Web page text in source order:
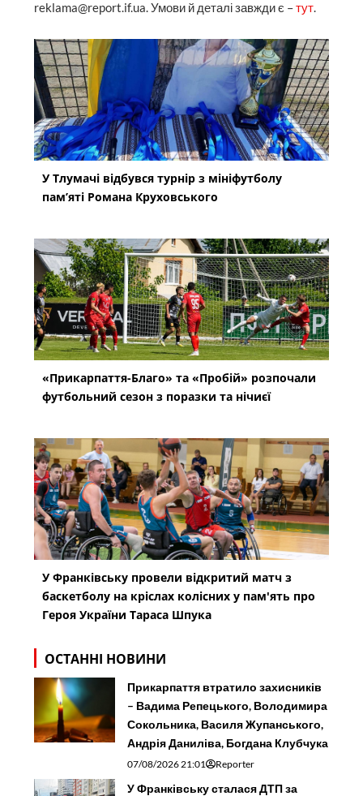
reklama@report.if.ua. Умови й деталі завжди є –тут.
У Тлумачі відбувся турнір з мініфутболу
пам’яті Романа Круховського
«Прикарпаття-Благо» та «Пробій» розпочали
футбольний сезон з поразки та нічиєї
У Франківську провели відкритий матч з
баскетболу на кріслах колісних у пам'ять про
Героя України Тараса Шпука
ОСТАННІ НОВИНИ
Прикарпаття втратило захисників
– Вадима Репецького, Володимира
Сокольника, Василя Жупанського,
Андрія Даниліва, Богдана Клубчука
07/08/2026 21:01 Reporter
У Франківську сталася ДТП за